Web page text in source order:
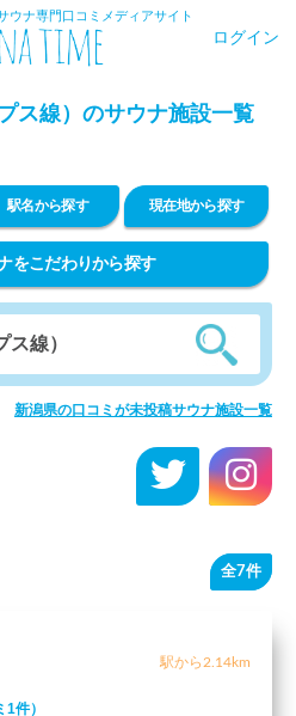
ウナ専門口コミメディアサイト
ログイン
ス線）のサウナ施設一覧
駅名から探す 現在地から探す
をこだわりから探す
新潟県の口コミが未投稿サウナ施設一覧
全7件
駅から2.14km
1件）